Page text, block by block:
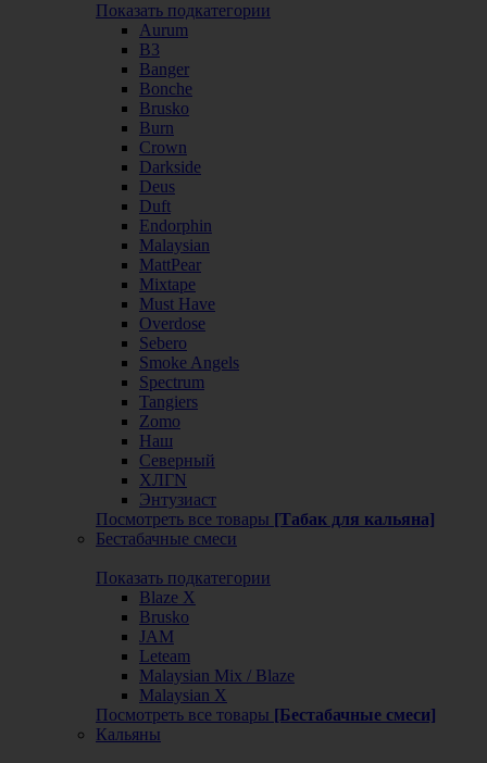
Показать подкатегории
Aurum
B3
Banger
Bonche
Brusko
Burn
Crown
Darkside
Deus
Duft
Endorphin
Malaysian
MattPear
Mixtape
Must Have
Overdose
Sebero
Smoke Angels
Spectrum
Tangiers
Zomo
Наш
Северный
ХЛГN
Энтузиаст
Посмотреть все товары [Табак для кальяна]
Бестабачные смеси
Показать подкатегории
Blaze X
Brusko
JAM
Leteam
Malaysian Mix / Blaze
Malaysian X
Посмотреть все товары [Бестабачные смеси]
Кальяны